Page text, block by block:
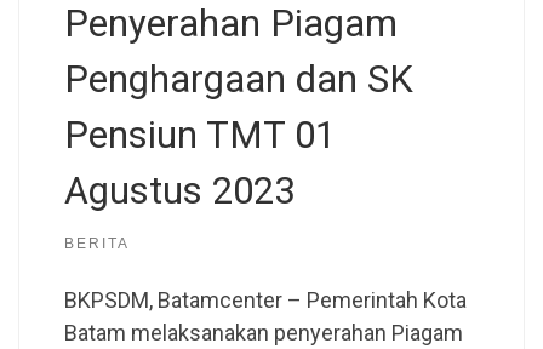
Penyerahan Piagam
Penghargaan dan SK
Pensiun TMT 01
Agustus 2023
BERITA
BKPSDM, Batamcenter – Pemerintah Kota
Batam melaksanakan penyerahan Piagam